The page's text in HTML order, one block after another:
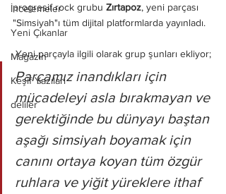
İncelemeler
Yeni Çıkanlar
Magazin
Keşif Yazıları
deliler
progresif rock grubu Zırtapoz, yeni parçası
"Simsiyah"ı tüm dijital platformlarda yayınladı.
Yeni parçayla ilgili olarak grup şunları ekliyor;
Parçamız inandıkları için
mücadeleyi asla bırakmayan ve
gerektiğinde bu dünyayı baştan
aşağı simsiyah boyamak için
canını ortaya koyan tüm özgür
ruhlara ve yiğit yüreklere ithaf